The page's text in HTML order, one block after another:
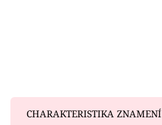
Sledujte nás
CHARAKTERISTIKA ZNAMENÍ